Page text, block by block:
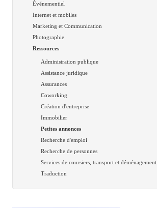
Événementiel
Internet et mobiles
Marketing et Communication
Photographie
Ressources
Administration publique
Assistance juridique
Assurances
Coworking
Création d'entreprise
Immobilier
Petites annonces
Recherche d'emploi
Recherche de personnes
Services de coursiers, transport et déménagement
Traduction